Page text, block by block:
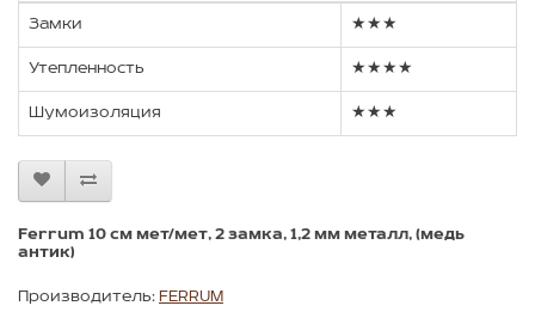
Замки ★★★
Утепленность ★★★★
Шумоизоляция ★★★
Ferrum 10 см мет/мет, 2 замка, 1,2 мм металл, (медь
антик)
Производитель: FERRUM